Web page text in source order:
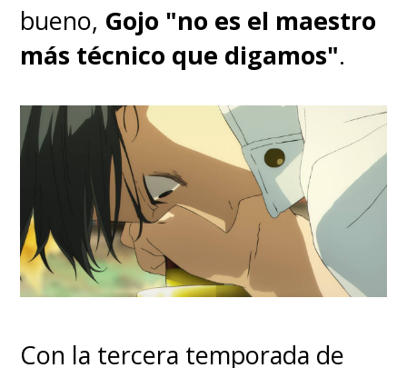
bueno, Gojo "no es el maestro
más técnico que digamos".
Con la tercera temporada de